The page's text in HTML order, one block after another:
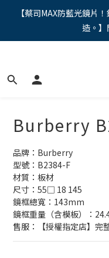
"馬年新章續寫，視界品
【蔡司MAX防藍光鏡片
造。】
"馬年新章續寫，視界品
Burberry
品牌：Burberry
型號：B2384-F
材質：板材
尺寸：55□ 18 145
鏡框總寬：143mm
鏡框重量（含模板）：
售服：【授權指定店】完